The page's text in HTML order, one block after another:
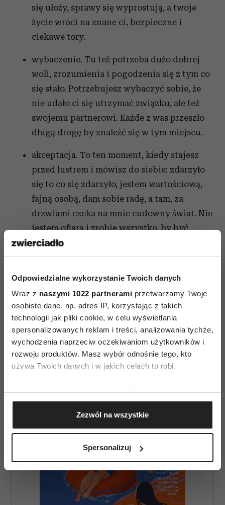
Odpowiedzialne wykorzystanie Twoich danych
Wraz z naszymi 1022 partnerami przetwarzamy Twoje
osobiste dane, np. adres IP, korzystając z takich
technologii jak pliki cookie, w celu wyświetlania
spersonalizowanych reklam i treści, analizowania tychże,
wychodzenia naprzeciw oczekiwaniom użytkowników i
rozwoju produktów. Masz wybór odnośnie tego, kto
używa Twoich danych i w jakich celach to robi.
Gromadzić dane dotyczące Twojej lokalizacji
geograficznej z dokładnością nawet do kilku metrów
Identyfikować Twoje urządzenie, aktywnie
(fingerprinting, czyli wirtualny odcisk palca)
dane są przetwarzane oraz ustaw własne preferencje w
sekcji szczegółów. W Deklaracji plików cookie możesz
zmienić lub wycofać swoją zgodę w dowolnej chwili.
Zezwól na wszystkie
Spersonalizuj
się ułoży, sprawy się wyprostują, a twoje
życie wróci na znane ci, bezpieczne i
ciekawe tory.
wybaczenie. Tu też potrzeba dużo dobrej
woli, zrozumienia i pogodzenia się z tym co
się stało. Potrzebujesz wybaczyć sobie, że
nie udało ci się utrzymać związku, ale też
swojemu partnerowi. Każde z was przeszło
długą drogę by znaleźć się w tym miejscu.
akceptacja. To ten moment, kiedy stajesz
przed lustrem i mówisz do siebie: zdarzyło
się to co się zdarzyło, jestem wartościową,
fajną osobą, dam sobie radę, a tam, za
drzwiami czeka na mnie cudowny świat. Nie
jestem ofiarą i zrobię wszystko, by być
szczęśliwą.
AUTOPROMOCJA